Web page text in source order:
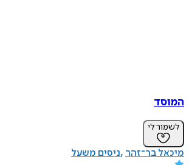
לי
בר־זהר ניסים משעל